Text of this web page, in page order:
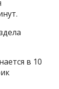
в 10